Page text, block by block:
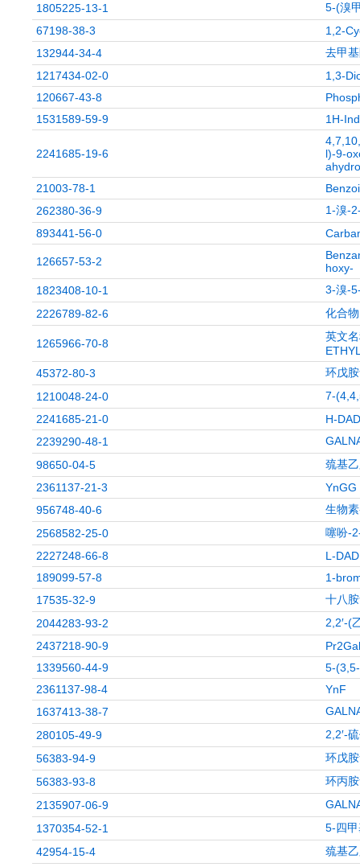
1805225-13-1
5-(溴
67198-38-3
1,2-
132944-34-4
去甲
1217434-02-0
1,3-
120667-43-8
1531589-59-9
1H-
2241685-19-6
l)-9-
21003-78-1
262380-36-9
1-溴-
893441-56-0
126657-53-2
hoxy-
1823408-10-1
3-溴-
2226789-82-6
化合
1265966-70-8
英文
45372-80-3
环戊
1210048-24-0
7-
2241685-21-0
H-
2239290-48-1
98650-04-5
巯基
2361137-21-3
YnGG
956748-40-6
生物
2568582-25-0
噻吩-
2227248-66-8
L-
189099-57-8
1-
17535-32-9
十八
2044283-93-2
2,2′-(
2437218-90-9
1339560-44-9
5-
2361137-98-4
YnF
1637413-38-7
280105-49-9
2,2′-
56383-94-9
环戊
56383-93-8
环丙
2135907-06-9
1370354-52-1
5-四
42954-15-4
巯基